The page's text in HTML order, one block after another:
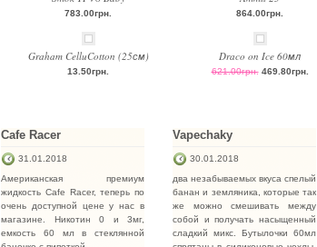
783.00грн. 864.00грн.
Graham CelluCotton (25см)
13.50грн.
Draco on Ice 60мл
621.00грн. 469.80грн.
Cafe Racer
31.01.2018
Американская премиум
жидкость Cafe Racer, теперь по
очень доступной цене у нас в
магазине. Никотин 0 и 3мг,
емкость 60 мл в стеклянной
Vapechaky
30.01.2018
два незабываемых вкуса спелый
банан и земляника, которые так
же можно смешивать между
собой и получать насыщенный
сладкий микс. Бутылочки 60мл